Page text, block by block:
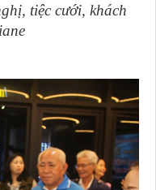
tiệc cưới, khách